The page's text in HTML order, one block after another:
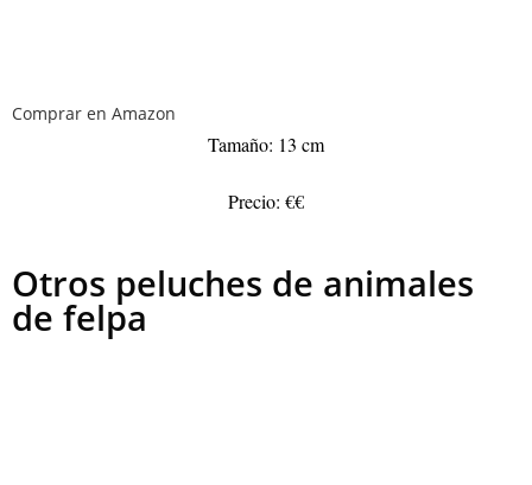
Comprar en Amazon
Tamaño: 13 cm
Precio: €€
Otros peluches de animales
de felpa